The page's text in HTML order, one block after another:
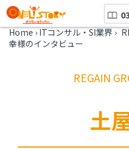
Home › ITコンサル・SI業界 ›
幸様のインタビュー
REGAIN
土